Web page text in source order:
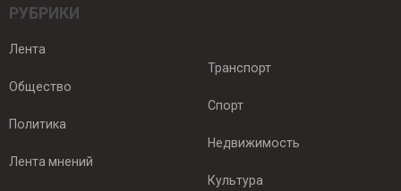
РУБРИКИ
Лента
Общество
Политика
Лента мнений
Транспорт
Спорт
Недвижимость
Культура